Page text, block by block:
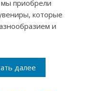
мы приобрели
которые
и
далее